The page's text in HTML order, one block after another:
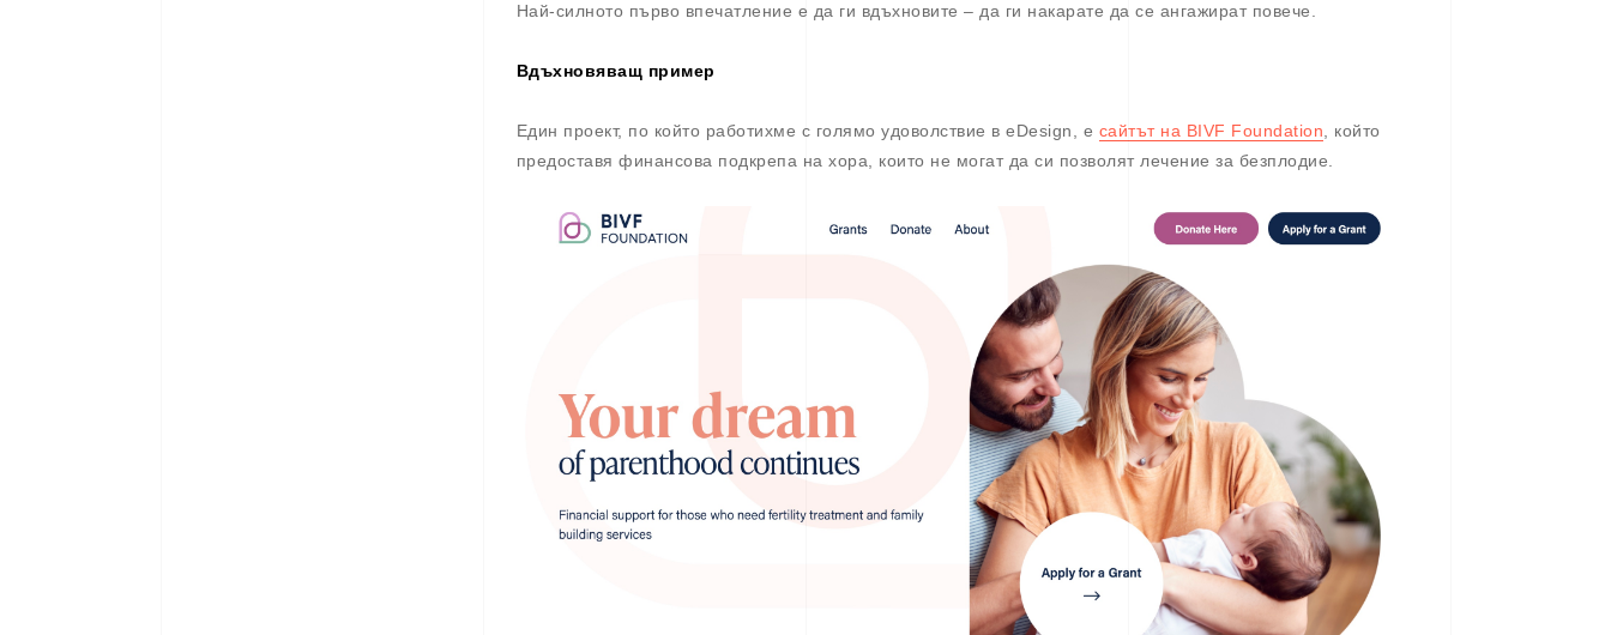
Най-силното първо впечатление е да ги вдъхновите – да ги накарате да се ангажират повече.
Вдъхновяващ пример
Един проект, по който работихме с голямо удоволствие в eDesign, е сайтът на BIVF Foundation, който
предоставя финансова подкрепа на хора, които не могат да си позволят лечение за безплодие.